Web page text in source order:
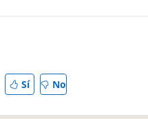
Sí No